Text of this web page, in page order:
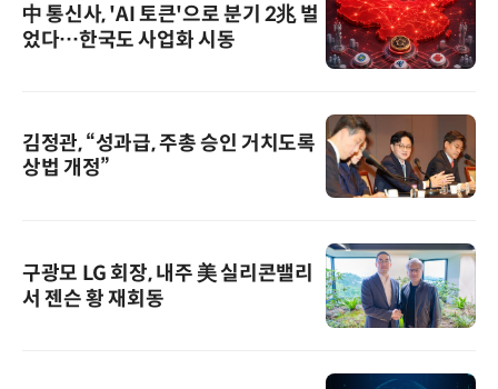
中 통신사, 'AI 토큰'으로 분기 2兆 벌
었다…한국도 사업화 시동
김정관, “성과급, 주총 승인 거치도록
상법 개정”
구광모 LG 회장, 내주 美 실리콘밸리
서 젠슨 황 재회동